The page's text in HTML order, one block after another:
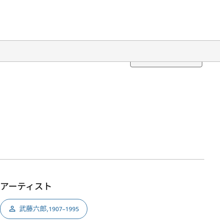
アーティスト
武藤六郎,1907–1995